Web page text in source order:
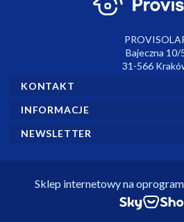
Bajeczna 10/
31-566
KONTAKT
INFORMACJE
NEWSLETTER
Sklep internetowy na